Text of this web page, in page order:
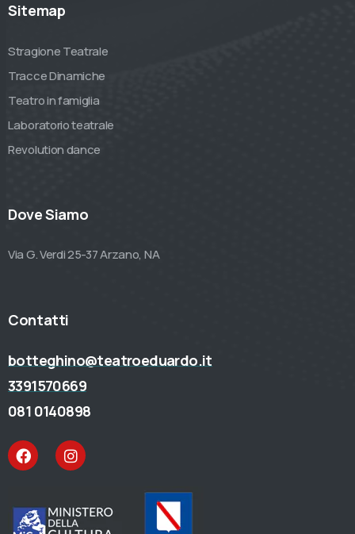
Sitemap
Stragione Teatrale
Tracce Dinamiche
Teatro in famiglia
Laboratorio teatrale
Revolution dance
Dove Siamo
Via G. Verdi 25-37 Arzano, NA
Contatti
botteghino@teatroeduardo.it
3391570669
081 0140898